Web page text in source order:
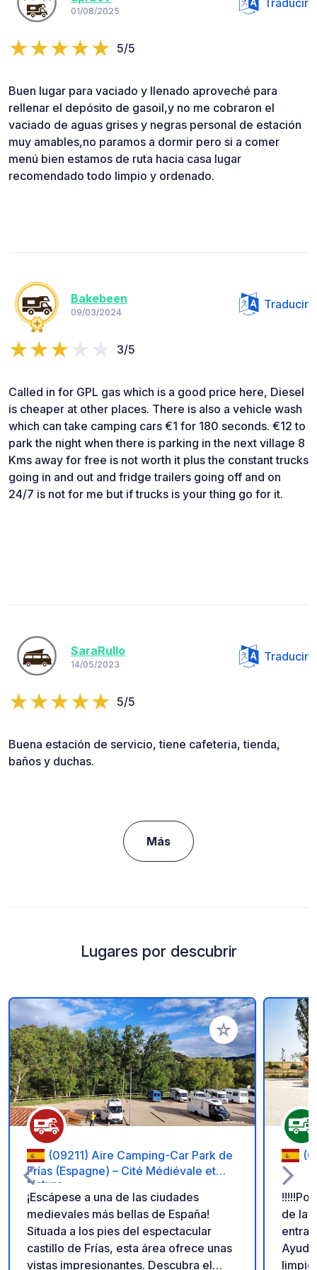
01/08/2025
5/5
Buen lugar para vaciado y llenado aproveché para
rellenar el depósito de gasoil,y no me cobraron el
vaciado de aguas grises y negras personal de estación
muy amables,no paramos a dormir pero si a comer
menú bien estamos de ruta hacia casa lugar
recomendado todo limpio y ordenado.
Bakebeen
09/03/2024
Traducir
3/5
Called in for GPL gas which is a good price here, Diesel
is cheaper at other places. There is also a vehicle wash
which can take camping cars €1 for 180 seconds. €12 to
park the night when there is parking in the next village 8
Kms away for free is not worth it plus the constant trucks
going in and out and fridge trailers going off and on
24/7 is not for me but if trucks is your thing go for it.
SaraRullo
14/05/2023
Traducir
5/5
Buena estación de servicio, tiene cafeteria, tienda,
baños y duchas.
Más
Lugares por descubrir
Añadir a tus
(09211) Aire Camping-Car Park de
Frías (Espagne) – Cité Médiévale et
Nature.
¡Escápese a una de las ciudades
medievales más bellas de España!
Situada a los pies del espectacular
castillo de Frías, esta área ofrece unas
vistas impresionantes. Descubra el
de